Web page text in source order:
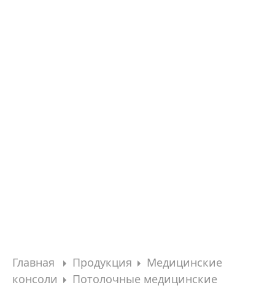
Главная Продукция
Медицинские
консоли
Потолочные медицинские